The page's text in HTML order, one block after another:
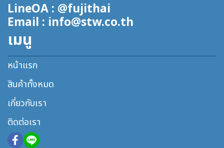
LineOA : @fujithai
Email : info@stw.co.th
เมนู
หน้าแรก
สินค้าทั้งหมด
เกี่ยวกับเรา
ติดต่อเรา